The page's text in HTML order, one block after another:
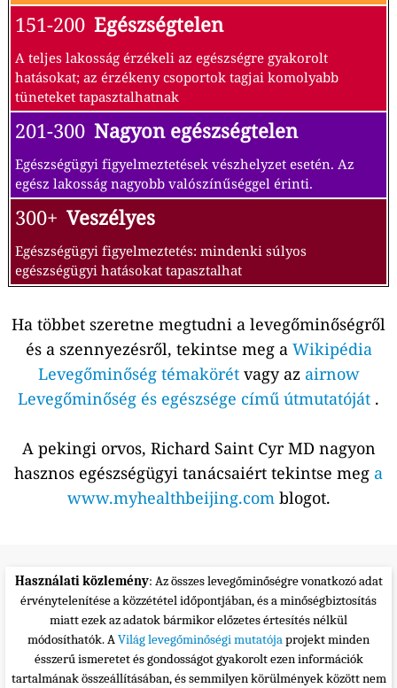
151-200 Egészségtelen
A teljes lakosság érzékeli az egészségre gyakorolt
hatásokat; az érzékeny csoportok tagjai komolyabb
tüneteket tapasztalhatnak
201-300 Nagyon egészségtelen
Egészségügyi figyelmeztetések vészhelyzet esetén. Az
egész lakosság nagyobb valószínűséggel érinti.
300+ Veszélyes
Egészségügyi figyelmeztetés: mindenki súlyos
egészségügyi hatásokat tapasztalhat
Ha többet szeretne megtudni a levegőminőségről
és a szennyezésről, tekintse meg a Wikipédia
Levegőminőség témakörétvagy az airnow
Levegőminőség és egészsége című útmutatóját .
A pekingi orvos, Richard Saint Cyr MD nagyon
hasznos egészségügyi tanácsaiért tekintse meg a
www.myhealthbeijing.com blogot.
Használati közlemény: Az összes levegőminőségre vonatkozó adat
érvénytelenítése a közzététel időpontjában, és a minőségbiztosítás
miatt ezek az adatok bármikor előzetes értesítés nélkül
módosíthatók. AVilág levegőminőségi mutatójaprojekt minden
ésszerű ismeretet és gondosságot gyakorolt ezen információk
tartalmának összeállításában, és semmilyen körülmények között nem